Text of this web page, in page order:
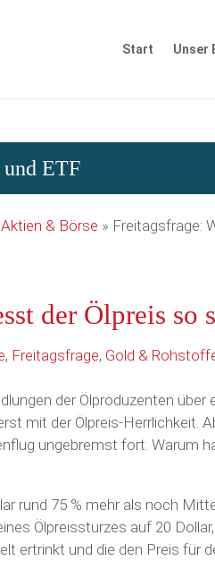
Start Unser
ETF
Aktien & Börse » Freitagsfrage:
der Ölpreis so
, Freitagsfrage, Gold &
der Ölproduzenten über
mit der Ölpreis-Herrlichkeit.
ungebremst fort. Warum
rund 75 % mehr als noch
Ölpreissturzes auf 20
ertrinkt und die den Preis